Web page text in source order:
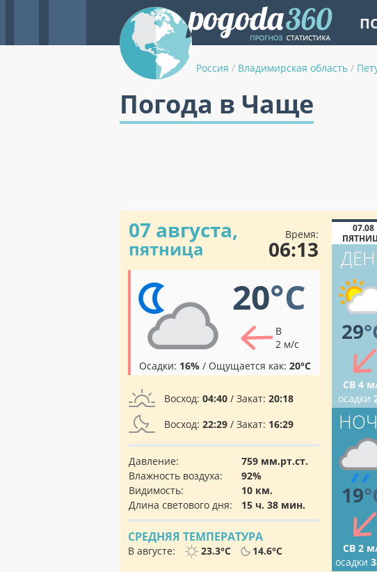
Россия / Владимирская область /
Погода в Чаще
07 августа,
пятница
Время:
06:13
20°C
В
2 м/с
Осадки: 16% / Ощущается как: 20°C
Восход: 04:40 / Закат: 20:18
Восход: 22:29 / Закат: 16:29
Давление:
759 мм.рт.ст.
Влажность воздуха:
92%
Видимость:
10 км.
Длина светового дня:
15 ч. 38 мин.
СРЕДНЯЯ ТЕМПЕРАТУРА
В августе: 23.3°C 14.6°C
07.08
29
СВ 4
осадки
19
СВ 2
осадки